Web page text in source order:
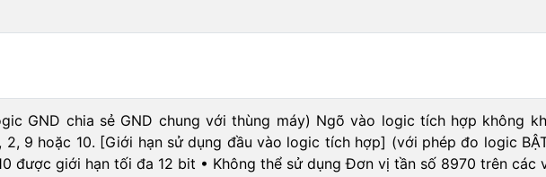
GND chia sẻ GND chung với thùng máy) Ngõ vào logic tích hợp không
2, 9 hoặc 10. [Giới hạn sử dụng đầu vào logic tích hợp] (với phép đo logic
được giới hạn tối đa 12 bit • Không thể sử dụng Đơn vị tần số 8970 trên các